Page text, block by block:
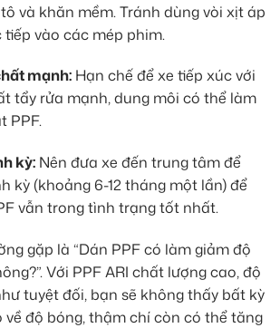
và khăn mềm. Tránh dùng vòi xịt áp
vào các mép phim.
mạnh: Hạn chế để xe tiếp xúc với
tẩy rửa mạnh, dung môi có thể làm
PPF.
kỳ: Nên đưa xe đến trung tâm để
kỳ (khoảng 6-12 tháng một lần) để
vẫn trong tình trạng tốt nhất.
gặp là “Dán PPF có làm giảm độ
Với PPF ARI chất lượng cao, độ
tuyệt đối, bạn sẽ không thấy bất kỳ
độ bóng, thậm chí còn có thể tăng